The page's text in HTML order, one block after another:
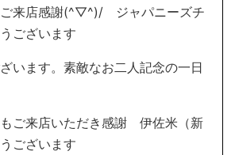
ご来店感謝(^▽^)/ ジャパニーズチ
ございます
います。素敵なお二人記念の一日
ご来店いただき感謝 伊佐米（新
ございます